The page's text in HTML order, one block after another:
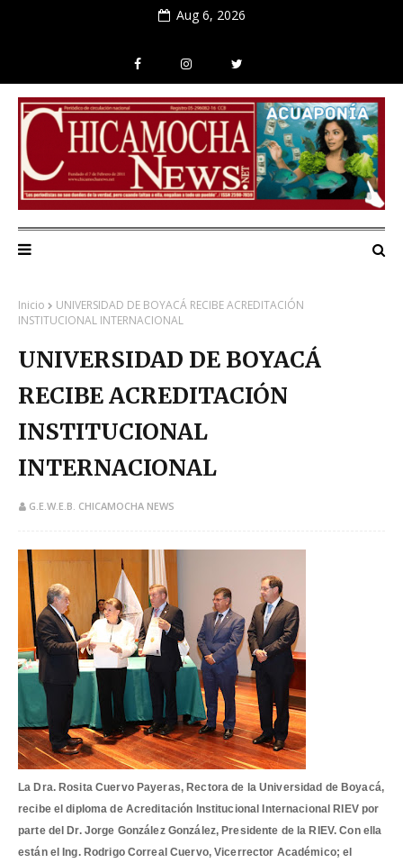
Aug 6, 2026
Inicio
UNIVERSIDAD DE BOYACÁ RECIBE ACREDITACIÓN
INSTITUCIONAL INTERNACIONAL
UNIVERSIDAD DE BOYACÁ
RECIBE ACREDITACIÓN
INSTITUCIONAL
INTERNACIONAL
G.E.W.E.B. CHICAMOCHA NEWS
La Dra. Rosita Cuervo Payeras, Rectora de la Universidad de Boyacá,
recibe el diploma de Acreditación Institucional Internacional RIEV por
parte del Dr. Jorge González González, Presidente de la RIEV. Con ella
están el Ing. Rodrigo Correal Cuervo, Vicerrector Académico; el